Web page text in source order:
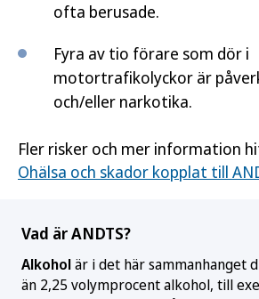
ofta berusade.
Fyra av tio förare som dör i
motortrafikolyckor är
och/eller narkotika.
Fler risker och mer information
Ohälsa och skador kopplat till
Vad är ANDTS?
Alkoholär i det här sammanhanget
än 2,25 volymprocent alkohol, till